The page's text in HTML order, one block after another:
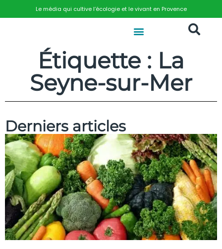
Le média qui cultive l’écologie et le vivant en Provence
Étiquette : La
Seyne-sur-Mer
Derniers articles